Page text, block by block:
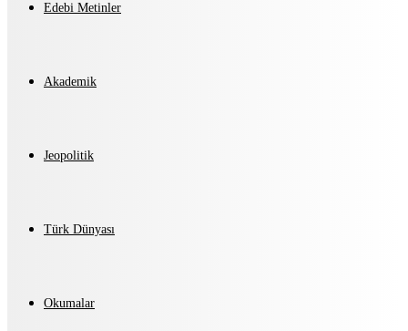
Edebi Metinler
Akademik
Jeopolitik
Türk Dünyası
Okumalar